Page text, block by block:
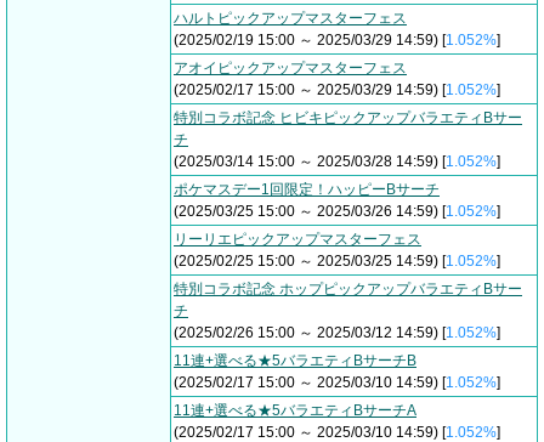
ハルトピックアップマスターフェス
(2025/02/19 15:00 ～ 2025/03/29 14:59) [1.052%]
アオイピックアップマスターフェス
(2025/02/17 15:00 ～ 2025/03/29 14:59) [1.052%]
特別コラボ記念 ヒビキピックアップバラエティBサー
チ
(2025/03/14 15:00 ～ 2025/03/28 14:59) [1.052%]
ポケマスデー1回限定！ハッピーBサーチ
(2025/03/25 15:00 ～ 2025/03/26 14:59) [1.052%]
リーリエピックアップマスターフェス
(2025/02/25 15:00 ～ 2025/03/25 14:59) [1.052%]
特別コラボ記念 ホップピックアップバラエティBサー
チ
(2025/02/26 15:00 ～ 2025/03/12 14:59) [1.052%]
11連+選べる★5バラエティBサーチB
(2025/02/17 15:00 ～ 2025/03/10 14:59) [1.052%]
11連+選べる★5バラエティBサーチA
(2025/02/17 15:00 ～ 2025/03/10 14:59) [1.052%]